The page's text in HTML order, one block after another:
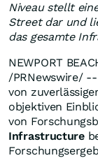
Niveau stellt
Street dar und
das gesamte
NEWPORT
/PRNewswire/
von
objektiven
von
Infrastructure